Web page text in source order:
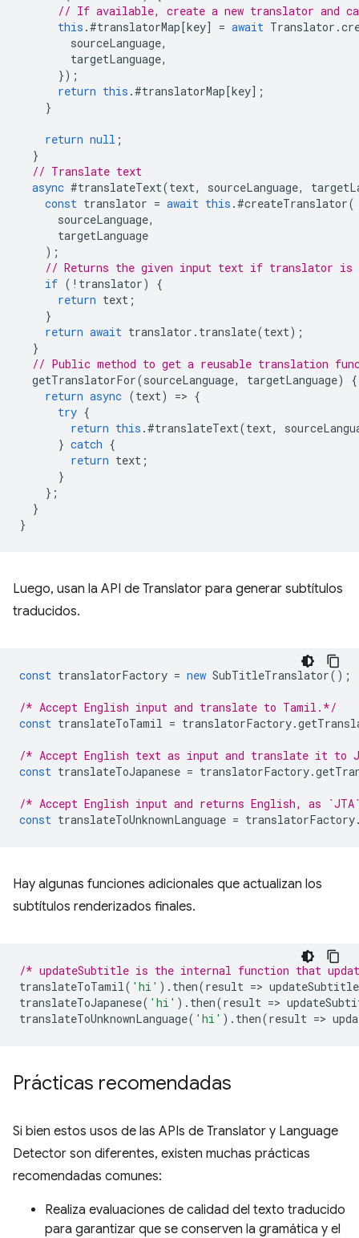
// If available, create a new translator and
this .#translatorMap[key] = await Translator .
sourceLanguage,
targetLanguage,
});
return this .#translatorMap[key];
}
return null ;
}
// Translate text
async #translateText(text, sourceLanguage,
const translator = await this .#createTranslator(
sourceLanguage,
targetLanguage
);
// Returns the given input text if translator is
if ( ! translator)
{
return text ;
}
return await translator . translate(text);
}
// Public method to get a reusable translation
getTranslatorFor(sourceLanguage, targetLanguage)
{
return async (text) => {
try {
return this .#translateText(text,
} catch {
return text ;
}
};
}
}
Luego, usan la API de Translator para generar subtítulos
traducidos.
const translatorFactory = new SubTitleTranslator();
/* Accept English input and translate to Tamil.*/
const translateToTamil = translatorFactory.
/* Accept English text as input and translate it to
const translateToJapanese = translatorFactory.
/* Accept English input and returns English, as
const translateToUnknownLanguage = translatorFactory
Hay algunas funciones adicionales que actualizan los
subtítulos renderizados finales.
/* updateSubtitle is the internal function that
translateToTamil ( 'hi' ). then(result => updateSubtitle
translateToJapanese( 'hi' ). then(result =>
translateToUnknownLanguage( 'hi' ). then(result =>
Prácticas recomendadas
Si bien estos usos de las APIs de Translator y Language
Detector son diferentes, existen muchas prácticas
recomendadas comunes:
Realiza evaluaciones de calidad del texto traducido
para garantizar que se conserven la gramática y el